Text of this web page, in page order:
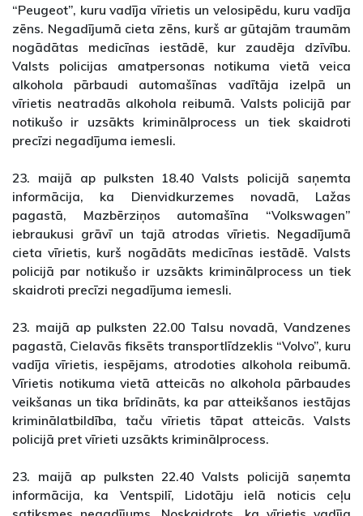
“Peugeot”, kuru vadīja vīrietis un velosipēdu, kuru vadīja
zēns. Negadījumā cieta zēns, kurš ar gūtajām traumām
nogādātas medicīnas iestādē, kur zaudēja dzīvību.
Valsts policijas amatpersonas notikuma vietā veica
alkohola pārbaudi automašīnas vadītāja izelpā un
vīrietis neatradās alkohola reibumā. Valsts policijā par
notikušo ir uzsākts kriminālprocess un tiek skaidroti
precīzi negadījuma iemesli.
23. maijā ap pulksten 18.40 Valsts policijā saņemta
informācija, ka Dienvidkurzemes novadā, Lažas
pagastā, Mazbērziņos automašīna “Volkswagen”
iebraukusi grāvī un tajā atrodas vīrietis. Negadījumā
cieta vīrietis, kurš nogādāts medicīnas iestādē. Valsts
policijā par notikušo ir uzsākts kriminālprocess un tiek
skaidroti precīzi negadījuma iemesli.
23. maijā ap pulksten 22.00 Talsu novadā, Vandzenes
pagastā, Cielavās fiksēts transportlīdzeklis “Volvo”, kuru
vadīja vīrietis, iespējams, atrodoties alkohola reibumā.
Vīrietis notikuma vietā atteicās no alkohola pārbaudes
veikšanas un tika brīdināts, ka par atteikšanos iestājas
kriminālatbildība, taču vīrietis tāpat atteicās. Valsts
policijā pret vīrieti uzsākts kriminālprocess.
23. maijā ap pulksten 22.40 Valsts policijā saņemta
informācija, ka Ventspilī, Lidotāju ielā noticis ceļu